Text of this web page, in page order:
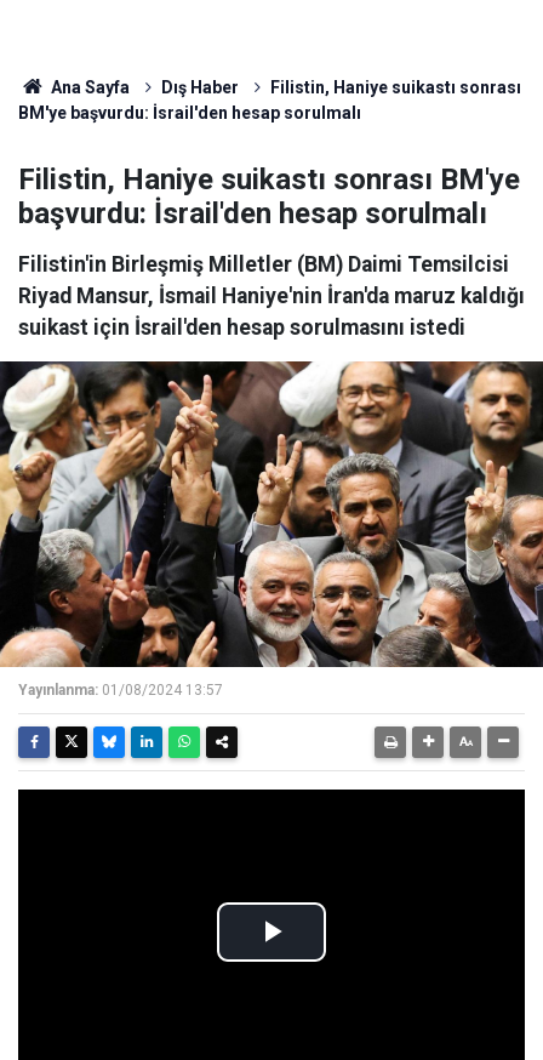
Ana Sayfa Dış Haber
Filistin, Haniye suikastı sonrası
BM'ye başvurdu: İsrail'den hesap sorulmalı
Filistin, Haniye suikastı sonrası BM'ye
başvurdu: İsrail'den hesap sorulmalı
Filistin'in Birleşmiş Milletler (BM) Daimi Temsilcisi
Riyad Mansur, İsmail Haniye'nin İran'da maruz kaldığı
suikast için İsrail'den hesap sorulmasını istedi
Yayınlanma: 01/08/2024 13:57